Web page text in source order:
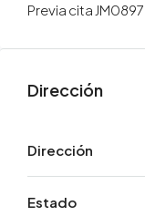
Previa cita JM0897
Dirección
Dirección
Estado